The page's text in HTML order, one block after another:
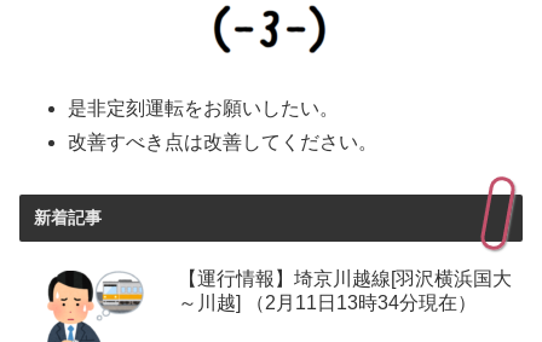
是非定刻運転をお願いしたい。
改善すべき点は改善してください。
新着記事
【運行情報】埼京川越線[羽沢横浜国大
～川越] （2月11日13時34分現在）